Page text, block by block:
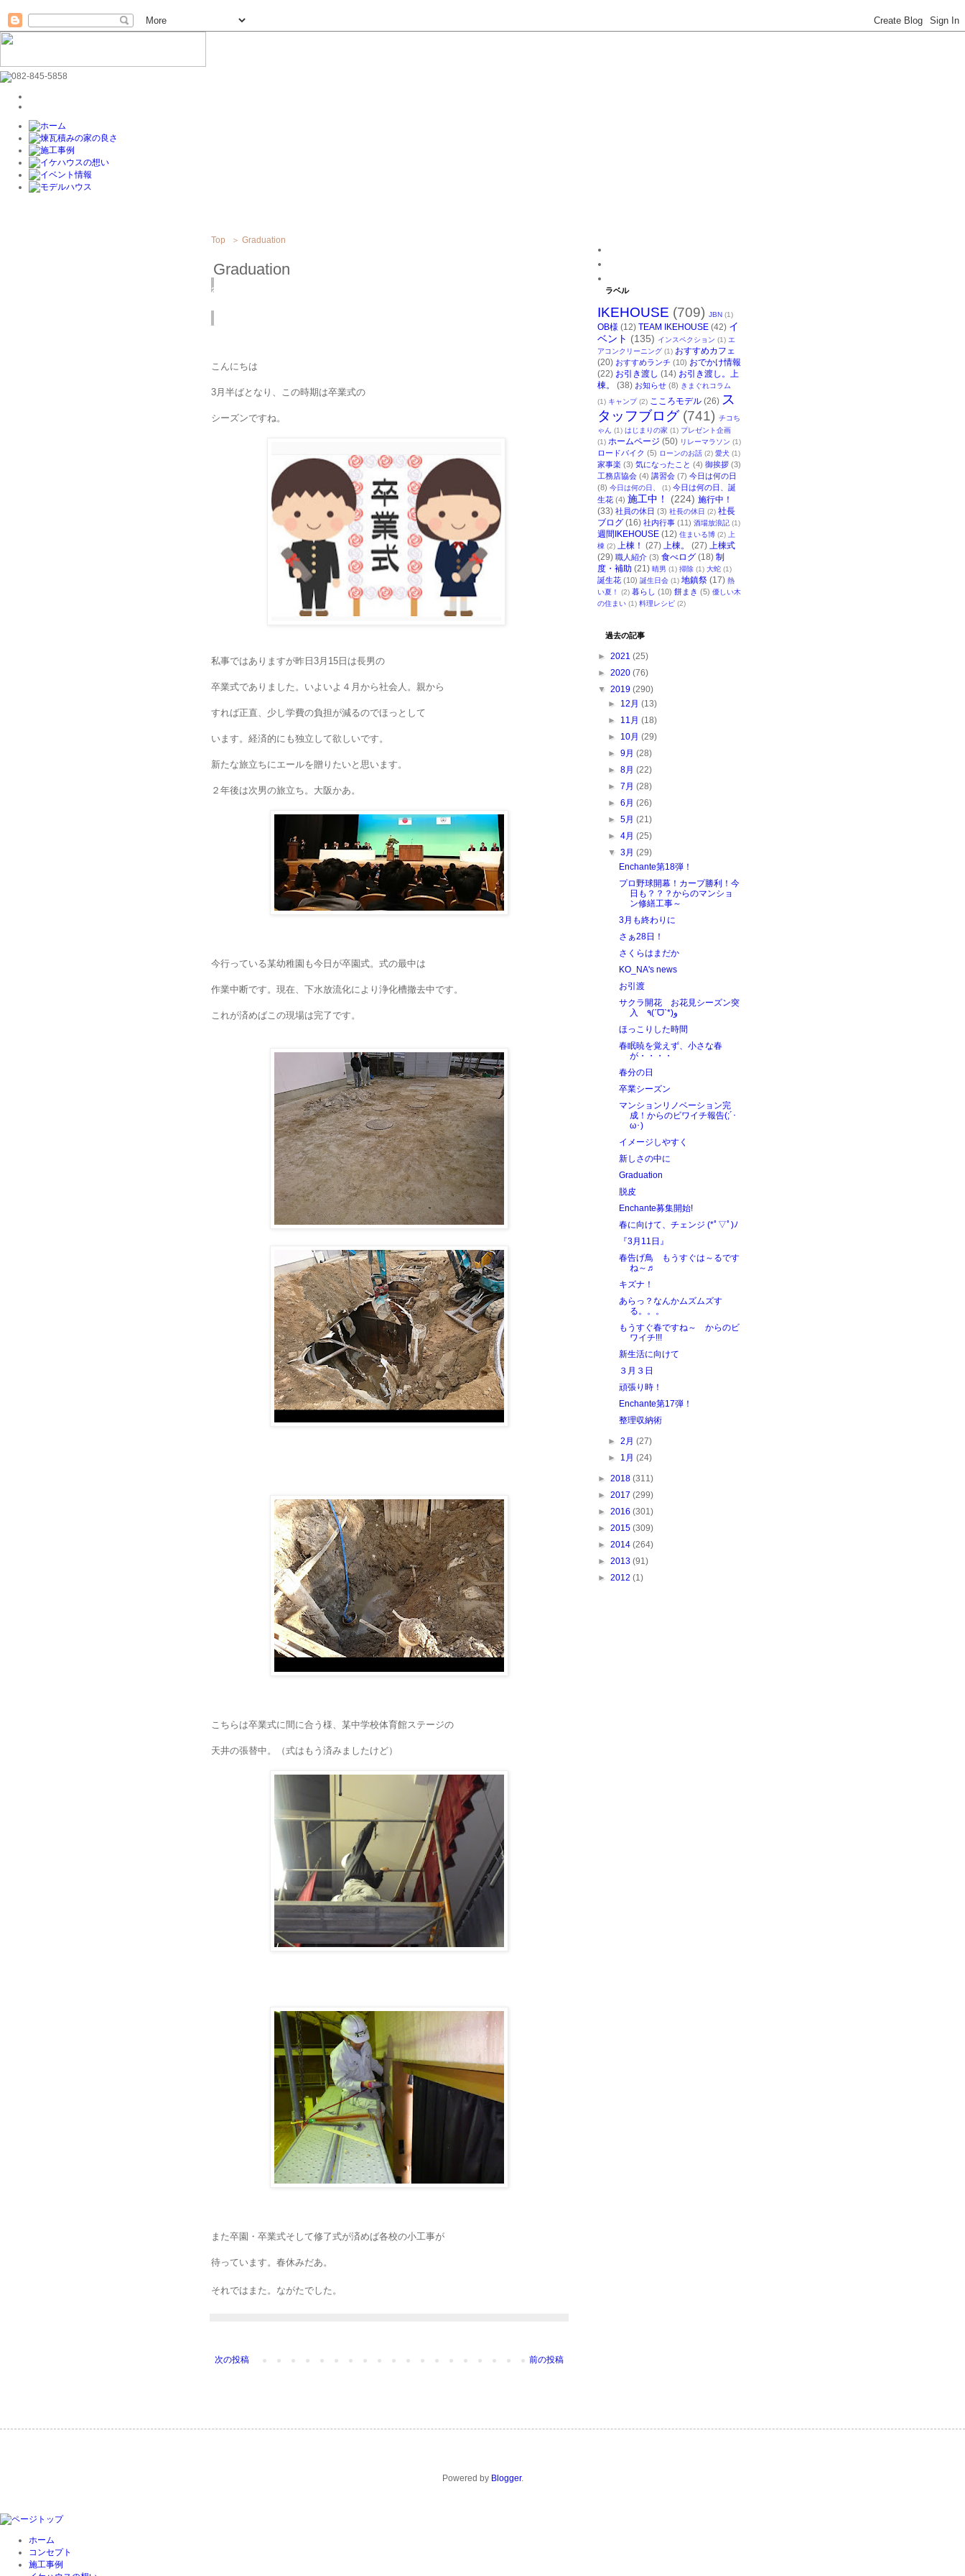
Top ＞ Graduation
Graduation
2019
こんにちは
3月半ばとなり、この時期は卒業式の
シーズンですね。
私事ではありますが昨日3月15日は長男の
卒業式でありました。いよいよ４月から社会人。親から
すれば正直、少し学費の負担が減るのでほっとして
います。経済的にも独立して欲しいです。
新たな旅立ちにエールを贈りたいと思います。
２年後は次男の旅立ち。大阪かあ。
今行っている某幼稚園も今日が卒園式。式の最中は
作業中断です。現在、下水放流化により浄化槽撤去中です。
これが済めばこの現場は完了です。
こちらは卒業式に間に合う様、某中学校体育館ステージの
天井の張替中。（式はもう済みましたけど）
また卒園・卒業式そして修了式が済めば各校の小工事が
待っています。春休みだあ。
それではまた。ながたでした。
次の投稿 前の投稿
ラベル
IKEHOUSE (709) JBN (1)
OB様 (12) TEAM IKEHOUSE (42) イ
ベント (135) インスペクション (1) エ
アコンクリーニング (1) おすすめカフェ
(20) おすすめランチ (10) おでかけ情報
(22) お引き渡し (14) お引き渡し。上
棟。
(38) お知らせ (8) きまぐれコラム
(1) キャンプ (2) こころモデル (26) ス
タッフブログ (741) チコち
ゃん
(1) はじまりの家 (1) プレゼント企画
(1) ホームページ (50) リレーマラソン (1)
ロードバイク (5) ローンのお話 (2) 愛犬 (1)
家事楽 (3) 気になったこと (4) 御挨拶 (3)
工務店協会 (4) 講習会 (7) 今日は何の日
(8) 今日は何の日、 (1) 今日は何の日、誕
生花 (4) 施工中！ (224) 施行中！
(33) 社員の休日 (3) 社長の休日 (2) 社長
ブログ (16) 社内行事 (11) 酒場放浪記 (1)
週間IKEHOUSE (12) 住まいる博 (2)
上
棟 (2) 上棟！ (27) 上棟。 (27) 上棟式
(29) 職人紹介 (3) 食べログ (18) 制
度・補助 (21) 晴男 (1) 掃除 (1) 大蛇 (1)
誕生花 (10) 誕生日会 (1) 地鎮祭 (17) 熱
い夏！
(2) 暮らし (10) 餅まき (5) 優しい木
の住まい (1) 料理レシピ (2)
過去の記事
► 2021 (25)
► 2020 (76)
▼ 2019 (290)
► 12月 (13)
► 11月 (18)
► 10月 (29)
►9月 (28)
►8月 (22)
►7月 (28)
►6月 (26)
►5月 (21)
►4月 (25)
▼ 3月 (29)
Enchante第18弾！
プロ野球開幕！カープ勝利！今
日も？？？からのマンショ
ン修繕工事～
3月も終わりに
さぁ28日！
さくらはまだか
KO_NA's news
お引渡
サクラ開花 お花見シーズン突
入 ٩(ˊᗜˋ*)و
ほっこりした時間
春眠暁を覚えず、小さな春
が・・・・
春分の日
卒業シーズン
マンションリノベーション完
成！からのビワイチ報告(;´･
ω･)
イメージしやすく
新しさの中に
Graduation
脱皮
Enchante募集開始!
春に向けて、チェンジ (*ﾟ▽ﾟ)ﾉ
『3月11日』
春告げ鳥 もうすぐは～るです
ね～♬
キズナ！
あらっ？なんかムズムズす
る。。。
もうすぐ春ですね～ からのビ
ワイチ!!!
新生活に向けて
３月３日
頑張り時！
Enchante第17弾！
整理収納術
►2月 (27)
► 1月 (24)
► 2018 (311)
► 2017 (299)
► 2016 (301)
► 2015 (309)
► 2014 (264)
► 2013 (91)
► 2012 (1)
Powered by Blogger.
ホーム
コンセプト
施工事例